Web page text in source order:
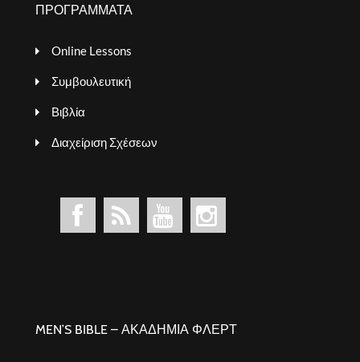
ΠΡΟΓΡΑΜΜΑΤΑ
Online Lessons
Συμβουλευτική
Βιβλία
Διαχείριση Σχέσεων
MEN’S BIBLE – ΑΚΑΔΗΜΙΑ ΦΛΕΡΤ